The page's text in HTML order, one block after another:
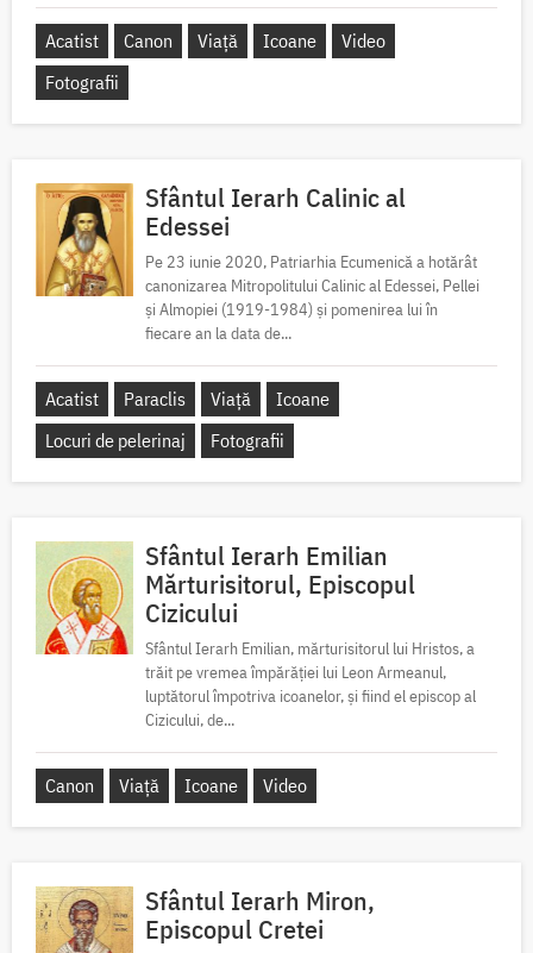
Acatist Canon Viață Icoane
Video
Fotografii
Sfântul Ierarh Calinic al
Edessei
Pe 23 iunie 2020, Patriarhia Ecumenică a hotărât
canonizarea Mitropolitului Calinic al Edessei, Pellei
și Almopiei (1919-1984) și pomenirea lui în
fiecare an la data de...
Acatist Paraclis Viață
Icoane
Locuri de pelerinaj
Fotografii
Sfântul Ierarh Emilian
Mărturisitorul, Episcopul
Cizicului
Sfântul Ierarh Emilian, mărturisitorul lui Hristos, a
trăit pe vremea împărăției lui Leon Armeanul,
luptătorul împotriva icoanelor, și fiind el episcop al
Cizicului, de...
Canon Viață Icoane Video
Sfântul Ierarh Miron,
Episcopul Cretei